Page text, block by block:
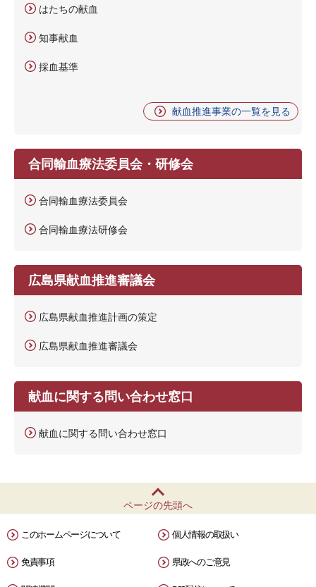
はたちの献血
知事献血
採血基準
献血推進事業の一覧を見る
合同輸血療法委員会・研修会
合同輸血療法委員会
合同輸血療法研修会
広島県献血推進審議会
広島県献血推進計画の策定
広島県献血推進審議会
献血に関する問い合わせ窓口
献血に関する問い合わせ窓口
ページの先頭へ
このホームページについて 個人情報の取扱い
免責事項 県政へのご意見